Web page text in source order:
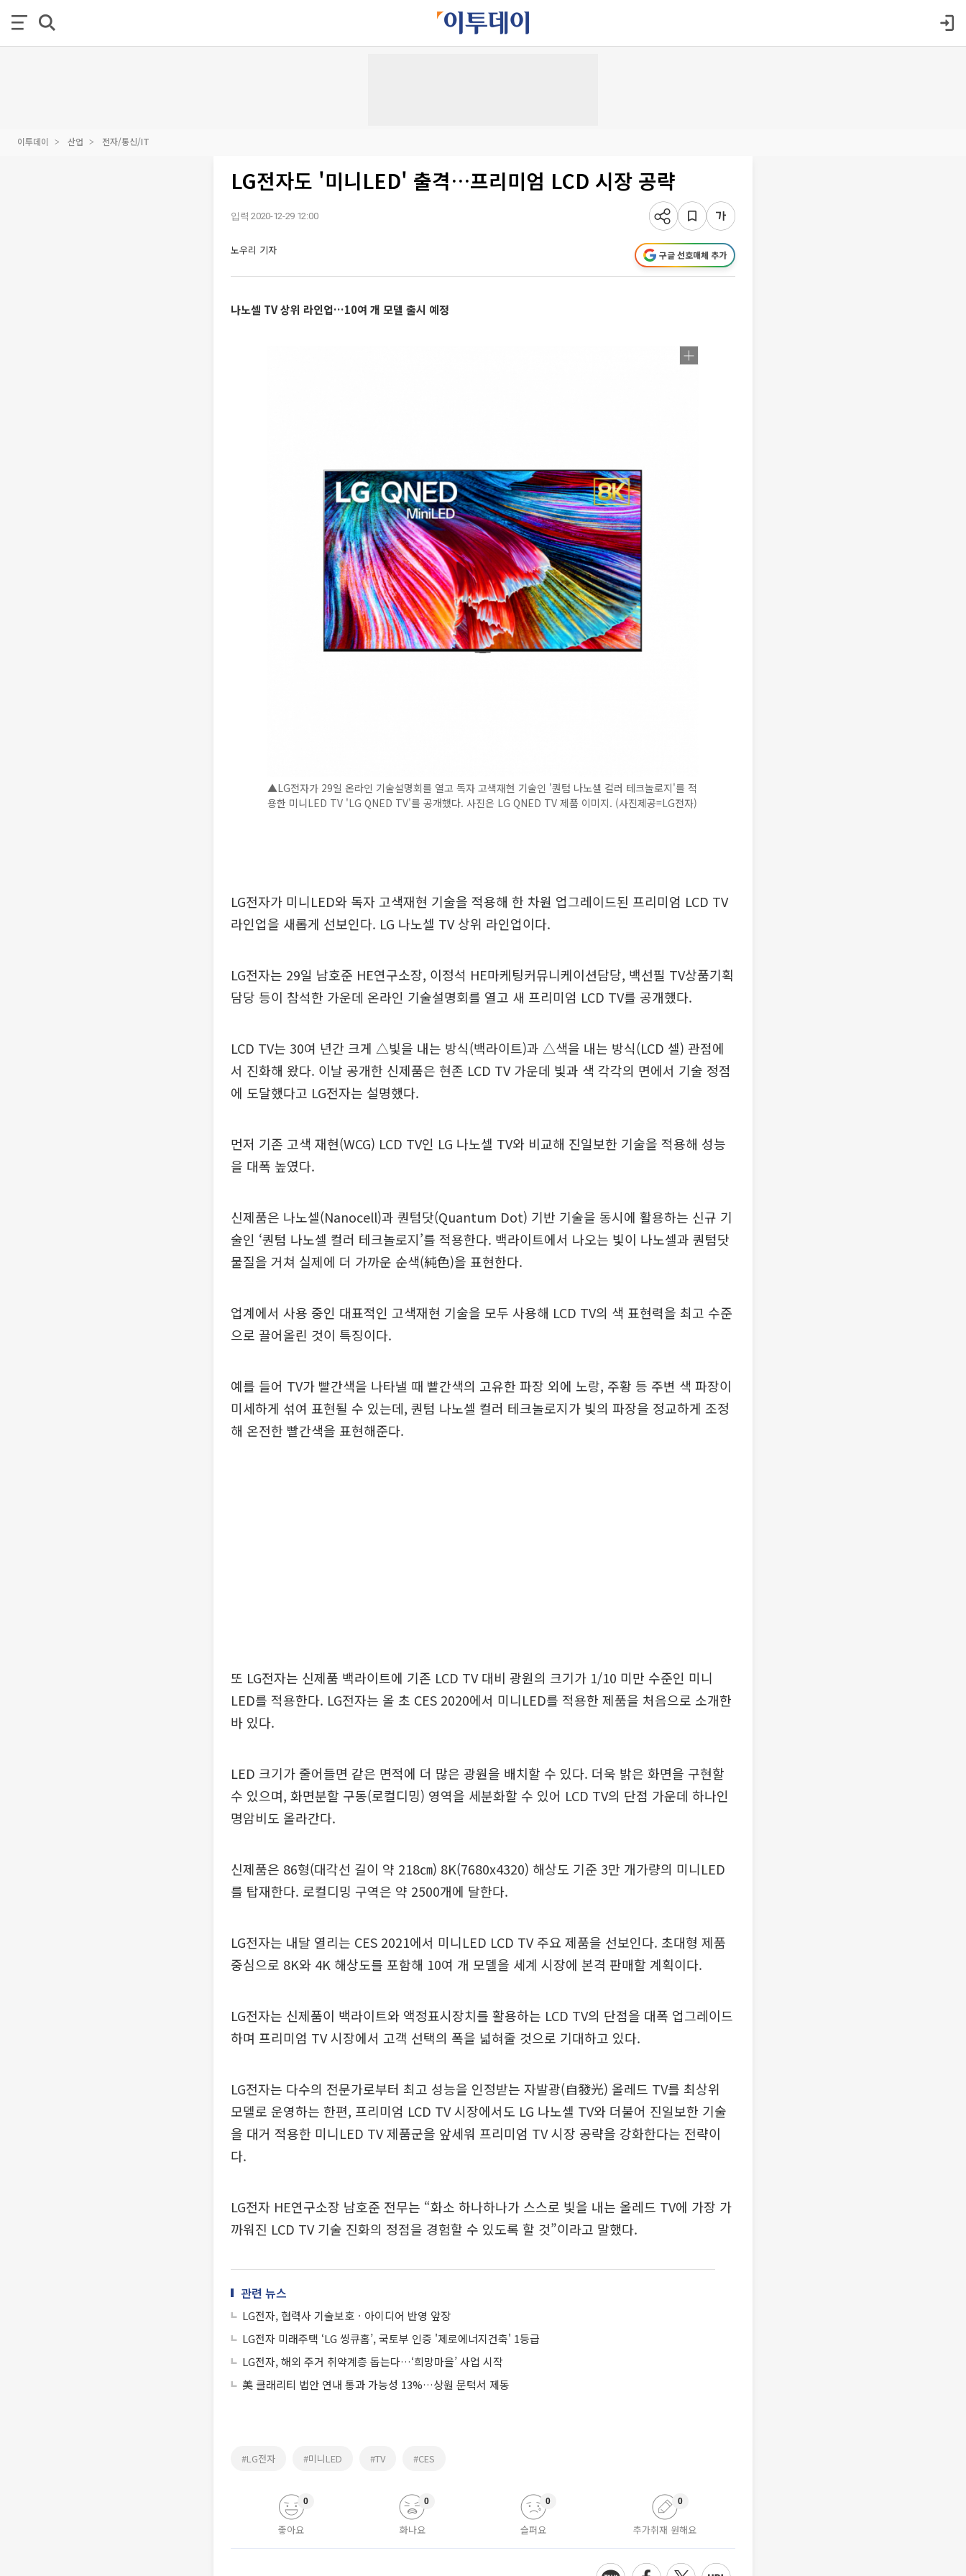
이투데이 산업 전자/통신/IT
LG전자도 '미니LED' 출격…프리미엄 LCD 시장 공략
입력 2020-12-29 12:00
노우리 기자 구글 선호매체 추가
나노셀 TV 상위 라인업…10여 개 모델 출시 예정
▲LG전자가 29일 온라인 기술설명회를 열고 독자 고색재현 기술인 '퀀텀 나노셀 컬러 테크놀로지'를 적
용한 미니LED TV 'LG QNED TV'를 공개했다. 사진은 LG QNED TV 제품 이미지. (사진제공=LG전자)
LG전자가 미니LED와 독자 고색재현 기술을 적용해 한 차원 업그레이드된 프리미엄 LCD TV
라인업을 새롭게 선보인다. LG 나노셀 TV 상위 라인업이다.
LG전자는 29일 남호준 HE연구소장, 이정석 HE마케팅커뮤니케이션담당, 백선필 TV상품기획
담당 등이 참석한 가운데 온라인 기술설명회를 열고 새 프리미엄 LCD TV를 공개했다.
LCD TV는 30여 년간 크게 △빛을 내는 방식(백라이트)과 △색을 내는 방식(LCD 셀) 관점에
서 진화해 왔다. 이날 공개한 신제품은 현존 LCD TV 가운데 빛과 색 각각의 면에서 기술 정점
에 도달했다고 LG전자는 설명했다.
먼저 기존 고색 재현(WCG) LCD TV인 LG 나노셀 TV와 비교해 진일보한 기술을 적용해 성능
을 대폭 높였다.
신제품은 나노셀(Nanocell)과 퀀텀닷(Quantum Dot) 기반 기술을 동시에 활용하는 신규 기
술인 ‘퀀텀 나노셀 컬러 테크놀로지’를 적용한다. 백라이트에서 나오는 빛이 나노셀과 퀀텀닷
물질을 거쳐 실제에 더 가까운 순색(純色)을 표현한다.
업계에서 사용 중인 대표적인 고색재현 기술을 모두 사용해 LCD TV의 색 표현력을 최고 수준
으로 끌어올린 것이 특징이다.
예를 들어 TV가 빨간색을 나타낼 때 빨간색의 고유한 파장 외에 노랑, 주황 등 주변 색 파장이
미세하게 섞여 표현될 수 있는데, 퀀텀 나노셀 컬러 테크놀로지가 빛의 파장을 정교하게 조정
해 온전한 빨간색을 표현해준다.
또 LG전자는 신제품 백라이트에 기존 LCD TV 대비 광원의 크기가 1/10 미만 수준인 미니
LED를 적용한다. LG전자는 올 초 CES 2020에서 미니LED를 적용한 제품을 처음으로 소개한
바 있다.
LED 크기가 줄어들면 같은 면적에 더 많은 광원을 배치할 수 있다. 더욱 밝은 화면을 구현할
수 있으며, 화면분할 구동(로컬디밍) 영역을 세분화할 수 있어 LCD TV의 단점 가운데 하나인
명암비도 올라간다.
신제품은 86형(대각선 길이 약 218㎝) 8K(7680x4320) 해상도 기준 3만 개가량의 미니LED
를 탑재한다. 로컬디밍 구역은 약 2500개에 달한다.
LG전자는 내달 열리는 CES 2021에서 미니LED LCD TV 주요 제품을 선보인다. 초대형 제품
중심으로 8K와 4K 해상도를 포함해 10여 개 모델을 세계 시장에 본격 판매할 계획이다.
LG전자는 신제품이 백라이트와 액정표시장치를 활용하는 LCD TV의 단점을 대폭 업그레이드
하며 프리미엄 TV 시장에서 고객 선택의 폭을 넓혀줄 것으로 기대하고 있다.
LG전자는 다수의 전문가로부터 최고 성능을 인정받는 자발광(自發光) 올레드 TV를 최상위
모델로 운영하는 한편, 프리미엄 LCD TV 시장에서도 LG 나노셀 TV와 더불어 진일보한 기술
을 대거 적용한 미니LED TV 제품군을 앞세워 프리미엄 TV 시장 공략을 강화한다는 전략이
다.
LG전자 HE연구소장 남호준 전무는 “화소 하나하나가 스스로 빛을 내는 올레드 TV에 가장 가
까워진 LCD TV 기술 진화의 정점을 경험할 수 있도록 할 것”이라고 말했다.
관련 뉴스
LG전자, 협력사 기술보호ㆍ아이디어 반영 앞장
LG전자 미래주택 ‘LG 씽큐홈’, 국토부 인증 '제로에너지건축' 1등급
LG전자, 해외 주거 취약계층 돕는다…‘희망마을’ 사업 시작
美 클래리티 법안 연내 통과 가능성 13%…상원 문턱서 제동
#LG전자 #미니LED #TV #CES
좋아요
0
화나요
0
슬퍼요
0
추가취재 원해요
0